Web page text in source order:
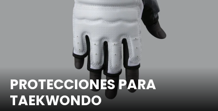
PROTECCIONES PARA
TAEKWONDO